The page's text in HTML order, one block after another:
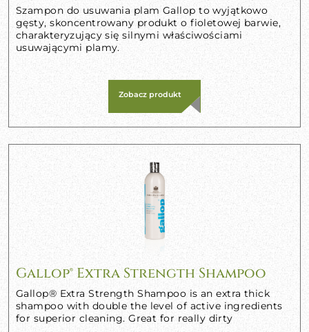
Szampon do usuwania plam Gallop to wyjątkowo
gęsty, skoncentrowany produkt o fioletowej barwie,
charakteryzujący się silnymi właściwościami
usuwającymi plamy.
Zobacz produkt
Gallop® Extra Strength Shampoo
Gallop® Extra Strength Shampoo is an extra thick
shampoo with double the level of active ingredients
for superior cleaning. Great for really dirty